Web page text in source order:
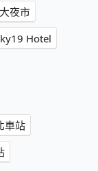
夜市
Hotel
車站